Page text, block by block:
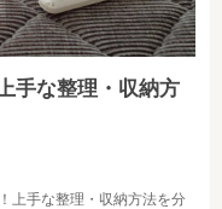
手な整理・収納方
上手な整理・収納方法を分